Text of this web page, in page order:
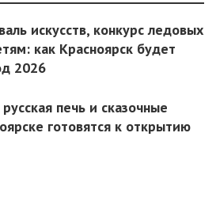
искусств, конкурс ледовых
как Красноярск будет
2026
печь и сказочные
готовятся к открытию